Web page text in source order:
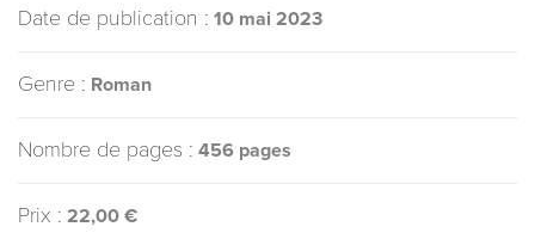
Date de publication : 10 mai 2023
Genre : Roman
Nombre de pages : 456 pages
Prix : 22,00 €